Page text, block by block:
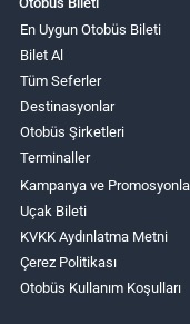
En Uygun Otobüs Bileti
Bilet Al
Tüm Seferler
Destinasyonlar
Otobüs Şirketleri
Terminaller
Kampanya ve
Uçak Bileti
KVKK Aydınlatma Metni
Çerez Politikası
Otobüs Kullanım Koşulları